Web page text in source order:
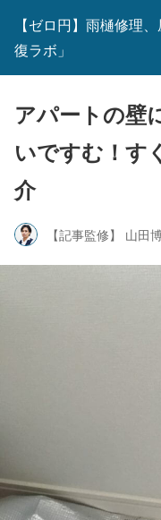
【ゼロ円】雨樋修理
復ラボ」
アパートの壁
いですむ！す
介
【記事監修】 山田